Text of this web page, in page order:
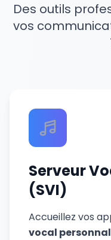
Des outils
vos
Serveur
(SVI)
Accueillez vos
vocal